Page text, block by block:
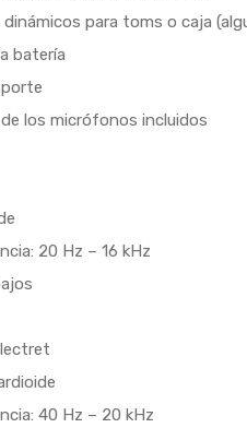
para toms o caja
batería
los micrófonos incluidos
20 Hz – 16 kHz
40 Hz – 20 kHz